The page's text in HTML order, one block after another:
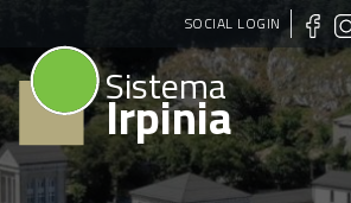
Salta
al
contenuto
principale
SOCIAL LOGIN
Sistema
Irpinia